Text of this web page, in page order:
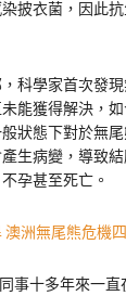
披衣菌，因此
科學家首次發
能獲得解決，
狀態下對於無
生病變，導致
孕甚至死亡。
洲無尾熊危機
事十多年來一